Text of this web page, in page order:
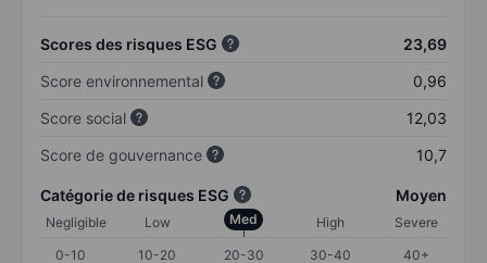
Scores des risques ESG
23,69
Score environnemental
0,96
Score social
12,03
Score de gouvernance
10,7
Catégorie de risques ESG Moyen
Negligible Low Med High
Severe
0-10
10-20 20-30 30-40 40+